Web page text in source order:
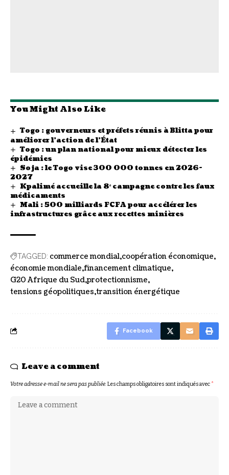
You Might Also Like
Togo : gouverneurs et préfets réunis à Blitta pour
améliorer l’action de l’État
Togo : un plan national pour mieux détecter les
épidémies
Soja : le Togo vise 300 000 tonnes en 2026-
2027
Kpalimé accueille la 8ᵉ campagne contre les faux
médicaments
Mali : 500 milliards FCFA pour accélérer les
infrastructures grâce aux recettes minières
TAGGED: commerce mondial coopération économique
économie mondiale financement climatique
G20 Afrique du Sud protectionnisme
tensions géopolitiques transition énergétique
Facebook
Leave a comment
Votre adresse e-mail ne sera pas publiée.Les champs obligatoires sont indiqués avec*